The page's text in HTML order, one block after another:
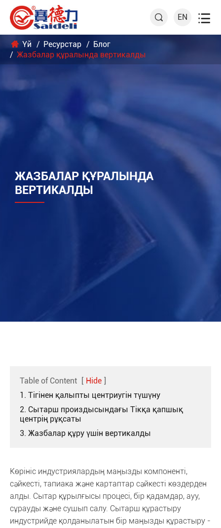
 EN 
Үй Ресурстар
Блог
Жазбалар құралында вертикалды
ЖАЗБАЛАР ҚҰРАЛЫНДА
ВЕРТИКАЛДЫ
Table of Content [ Hide ]
1. Тігінен қалыпты центриугін түшүну
2. Сытарш произдысындағы Тікқа қапшық
центрің рұқсаты
3. Жазбалар құру үшін вертикалды
Көрініс индустриялардың маңызды компоненті,
сәйкесті, тапиака және картаптар сәйкесті көздерден
алды. Сытар құрылғысы процесі, бір қадамдар, ауу,
сұрауды және сушып салу. Сытарш құрастыру
индустрийде қолданылатын бір маңызды құрастыру -